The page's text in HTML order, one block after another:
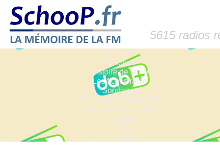
5615 radios
Accueil
Dossiers
Histoire de la FM
Les fiches radio
Sondages
Anciennes fréquences
Fréquences actuelles
Lexique
Liens
Contact